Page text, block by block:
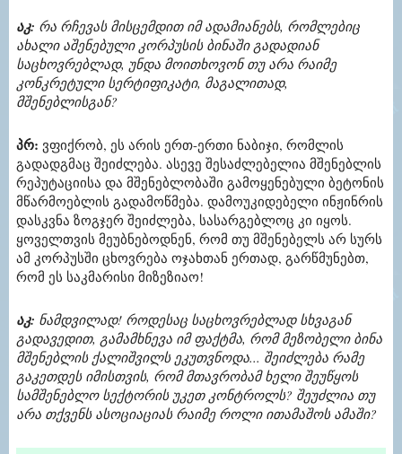
აკ: რა რჩევას მისცემდით იმ ადამიანებს, რომლებიც
ახალი აშენებული კორპუსის ბინაში გადადიან
საცხოვრებლად, უნდა მოითხოვონ თუ არა რაიმე
კონკრეტული სერტიფიკატი, მაგალითად,
მშენებლისგან?
პრ: ვფიქრობ, ეს არის ერთ-ერთი ნაბიჯი, რომლის
გადადგმაც შეიძლება. ასევე შესაძლებელია მშენებლის
რეპუტაციისა და მშენებლობაში გამოყენებული ბეტონის
მწარმოებლის გადამოწმება. დამოუკიდებელი ინჟინრის
დასკვნა ზოგჯერ შეიძლება, სასარგებლოც კი იყოს.
ყოველთვის მეუბნებოდნენ, რომ თუ მშენებელს არ სურს
ამ კორპუსში ცხოვრება ოჯახთან ერთად, გარწმუნებთ,
რომ ეს საკმარისი მიზეზიაო!
აკ: ნამდვილად! როდესაც საცხოვრებლად სხვაგან
გადავედით, გამამხნევა იმ ფაქტმა, რომ მეზობელი ბინა
მშენებლის ქალიშვილს ეკუთვნოდა... შეიძლება რამე
გაკეთდეს იმისთვის, რომ მთავრობამ ხელი შეუწყოს
სამშენებლო სექტორის უკეთ კონტროლს? შეუძლია თუ
არა თქვენს ასოციაციას რაიმე როლი ითამაშოს ამაში?